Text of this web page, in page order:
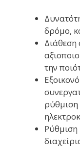
δρόμο,
την